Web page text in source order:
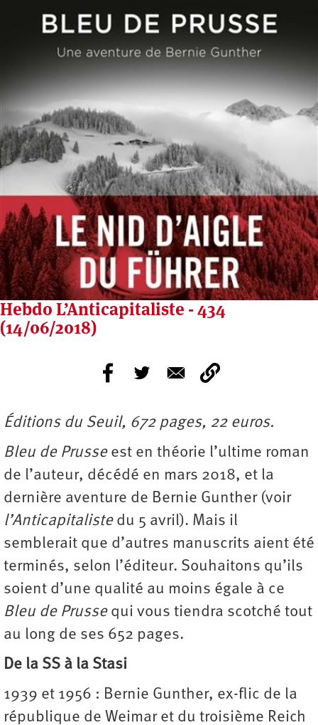
Hebdo L’Anticapitaliste - 434
(14/06/2018)
Éditions du Seuil, 672 pages, 22 euros.
Bleu de Prusseest en théorie l’ultime roman
de l’auteur, décédé en mars 2018, et la
dernière aventure de Bernie Gunther (voir
l’Anticapitalistedu 5 avril). Mais il
semblerait que d’autres manuscrits aient été
terminés, selon l’éditeur. Souhaitons qu’ils
soient d’une qualité au moins égale à ce
Bleu de Prussequi vous tiendra scotché tout
au long de ses 652 pages.
De la SS à la Stasi
1939 et 1956 : Bernie Gunther, ex-flic de la
république de Weimar et du troisième Reich